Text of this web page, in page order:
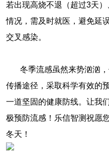
若出现高烧不退（超过3天
情况，需及时就医，避免延
交叉感染。
冬季流感虽然来势汹汹
传播途径，采取科学有效的
一道坚固的健康防线。让我
极预防流感！乐信智测祝愿
冬天！